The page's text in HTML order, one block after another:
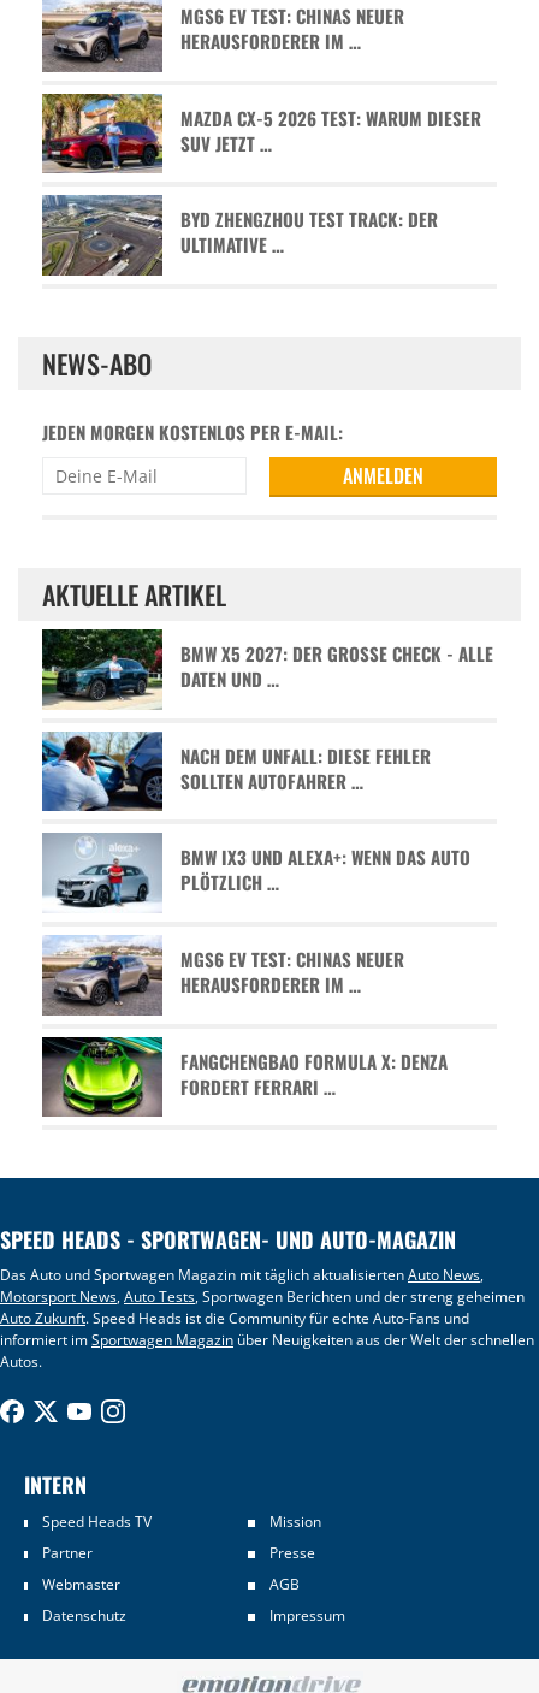
MGS6 EV TEST: CHINAS NEUER
HERAUSFORDERER IM …
MAZDA CX-5 2026 TEST: WARUM DIESER
SUV JETZT …
BYD ZHENGZHOU TEST TRACK: DER
ULTIMATIVE …
NEWS-ABO
JEDEN MORGEN KOSTENLOS PER E-MAIL:
AKTUELLE ARTIKEL
BMW X5 2027: DER GROSSE CHECK - ALLE D
ATEN UND …
NACH DEM UNFALL: DIESE FEHLER
SOLLTEN AUTOFAHRER …
BMW IX3 UND ALEXA+: WENN DAS AUTO
PLÖTZLICH …
MGS6 EV TEST: CHINAS NEUER
HERAUSFORDERER IM …
FANGCHENGBAO FORMULA X: DENZA
FORDERT FERRARI …
SPEED HEADS - SPORTWAGEN- UND AUTO-MAGAZIN
Das Auto und Sportwagen Magazin mit täglich aktualisiertenAuto News,
Motorsport News,Auto Tests, Sportwagen Berichten und der streng geheimen
Auto Zukunft. Speed Heads ist die Community für echte Auto-Fans und
informiert imSportwagen Magazin über Neuigkeiten aus der Welt der schnellen
Autos.
INTERN
Speed Heads TV
Mission
Partner
Presse
Webmaster
AGB
Datenschutz
Impressum